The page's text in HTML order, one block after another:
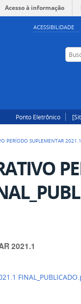
ACESSIBILIDADE
Acesso à informação
Ponto Eletrônico
PERÍODO SUPLEMENTAR
2021.1